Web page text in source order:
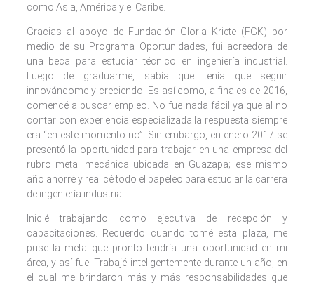
como Asia, América y el Caribe.
Gracias al apoyo de Fundación Gloria Kriete (FGK) por
medio de su Programa Oportunidades, fui acreedora de
una beca para estudiar técnico en ingeniería industrial.
Luego de graduarme, sabía que tenía que seguir
innovándome y creciendo. Es así como, a finales de 2016,
comencé a buscar empleo. No fue nada fácil ya que al no
contar con experiencia especializada la respuesta siempre
era “en este momento no”. Sin embargo, en enero 2017 se
presentó la oportunidad para trabajar en una empresa del
rubro metal mecánica ubicada en Guazapa; ese mismo
año ahorré y realicé todo el papeleo para estudiar la carrera
de ingeniería industrial.
Inicié trabajando como ejecutiva de recepción y
capacitaciones. Recuerdo cuando tomé esta plaza, me
puse la meta que pronto tendría una oportunidad en mi
área, y así fue. Trabajé inteligentemente durante un año, en
el cual me brindaron más y más responsabilidades que